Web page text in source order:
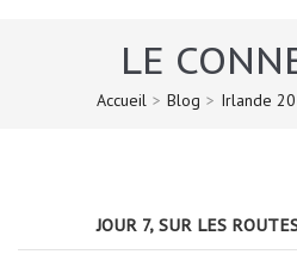
LE
Accueil > Blog > Irlande
JOUR 7, SUR LES